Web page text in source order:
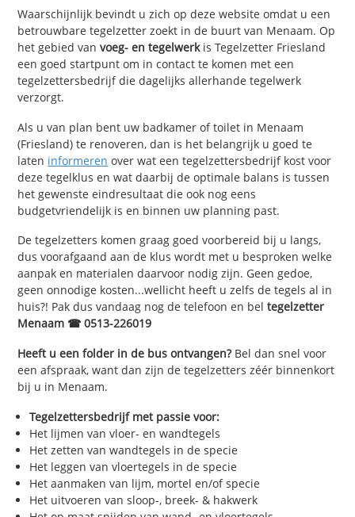
Waarschijnlijk bevindt u zich op deze website omdat u een
betrouwbare tegelzetter zoekt in de buurt van Menaam. Op
het gebied van voeg- en tegelwerkis Tegelzetter Friesland
een goed startpunt om in contact te komen met een
tegelzettersbedrijf die dagelijks allerhande tegelwerk
verzorgt.
Als u van plan bent uw badkamer of toilet in Menaam
(Friesland) te renoveren, dan is het belangrijk u goed te
laten informeren over wat een tegelzettersbedrijf kost voor
deze tegelklus en wat daarbij de optimale balans is tussen
het gewenste eindresultaat die ook nog eens
budgetvriendelijk is en binnen uw planning past.
De tegelzetters komen graag goed voorbereid bij u langs,
dus voorafgaand aan de klus wordt met u besproken welke
aanpak en materialen daarvoor nodig zijn. Geen gedoe,
geen onnodige kosten...wellicht heeft u zelfs de tegels al in
huis?! Pak dus vandaag nog de telefoon en beltegelzetter
Menaam ☎ 0513-226019
Heeft u een folder in de bus ontvangen?Bel dan snel voor
een afspraak, want dan zijn de tegelzetters zéér binnenkort
bij u in Menaam.
Tegelzettersbedrijf met passie voor:
Het lijmen van vloer- en wandtegels
Het zetten van wandtegels in de specie
Het leggen van vloertegels in de specie
Het aanmaken van lijm, mortel en/of specie
Het uitvoeren van sloop-, breek- & hakwerk